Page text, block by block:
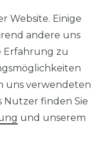
Website. Einige
andere uns
Erfahrung zu
uns verwendeten
Nutzer finden Sie
und unserem